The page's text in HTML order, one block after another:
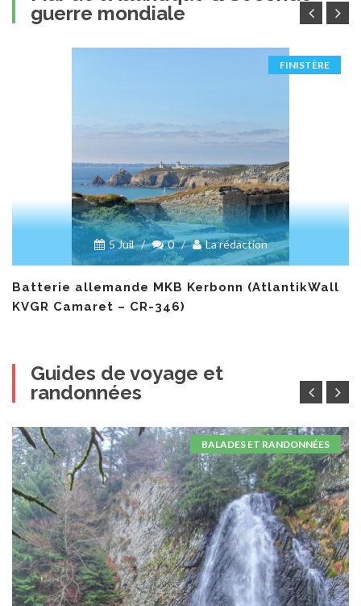
guerre mondiale
FINISTÈRE
5 Juil / 0 / La rédaction
Batterie allemande MKB Kerbonn (AtlantikWall
KVGR Camaret – CR-346)
Guides de voyage et
randonnées
BALADES ET RANDONNÉES